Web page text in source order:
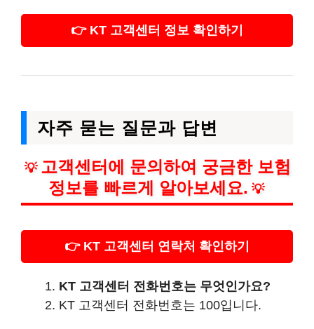
👉 KT 고객센터 정보 확인하기
자주 묻는 질문과 답변
💡 고객센터에 문의하여 궁금한 보험
정보를 빠르게 알아보세요. 💡
👉 KT 고객센터 연락처 확인하기
KT 고객센터 전화번호는 무엇인가요?
KT 고객센터 전화번호는 100입니다.